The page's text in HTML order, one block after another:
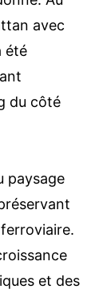
avec
été
du côté
paysage
et des